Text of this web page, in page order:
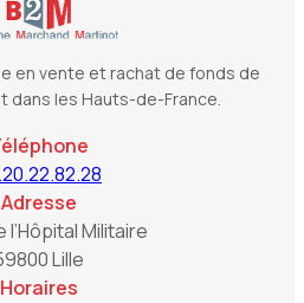
en vente et rachat de fonds de
dans les Hauts-de-France.
Adresse
l’Hôpital Militaire
Lille
Horaires